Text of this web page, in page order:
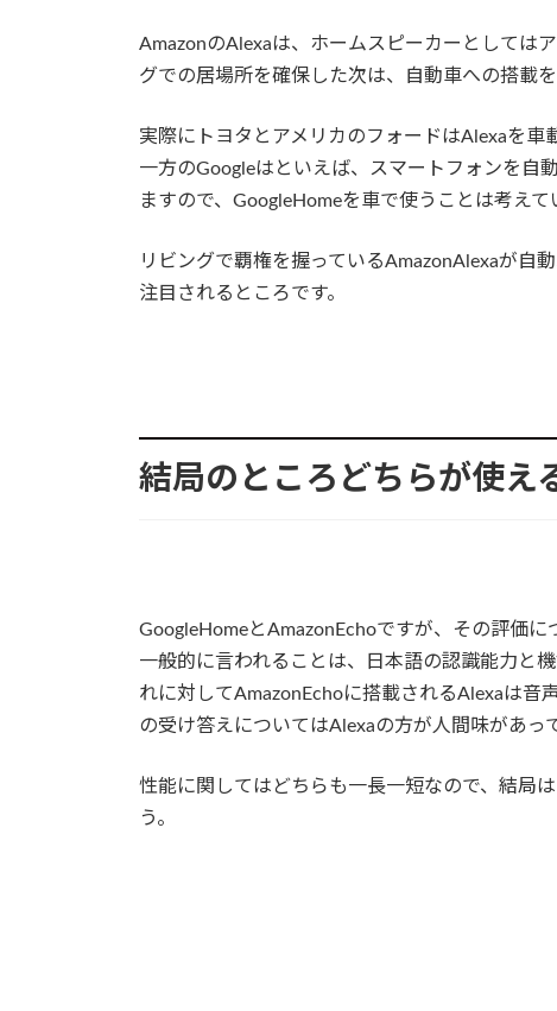
AmazonのAlexaは、ホームスピーカーとしては
グでの居場所を確保した次は、自動車への搭載
実際にトヨタとアメリカのフォードはAlexaを車
一方のGoogleはといえば、スマートフォンを自
ますので、GoogleHomeを車で使うことは考えて
リビングで覇権を握っているAmazonAlexaが自
注目されるところです。
結局のところどちらが使え
GoogleHomeとAmazonEchoですが、その評価に
一般的に言われることは、日本語の認識能力と
れに対してAmazonEchoに搭載されるAlexaは音
の受け答えについてはAlexaの方が人間味があっ
性能に関してはどちらも一長一短なので、結局
う。